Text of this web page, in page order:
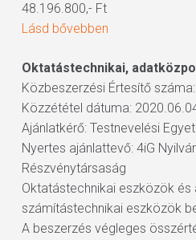
48.196.800,- Ft
Lásd bővebben
Oktatástechnikai,
Közbeszerzési Értesítő
Közzététel dátuma:
Ajánlatkérő: Testnevelési
Nyertes ajánlattevő: 4iG
Részvénytársaság
Oktatástechnikai eszközök
számítástechnikai eszközök
A beszerzés végleges